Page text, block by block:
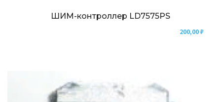
ШИМ-контроллер LD7575PS
200,00₽